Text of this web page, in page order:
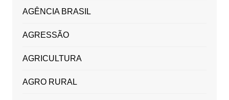
AGÊNCIA BRASIL
AGRESSÃO
AGRICULTURA
AGRO RURAL